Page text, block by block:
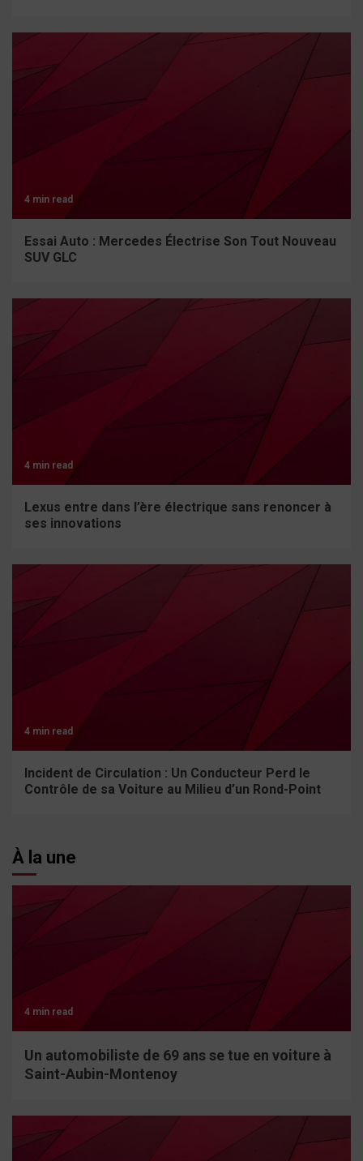
4 min read
Essai Auto : Mercedes Électrise Son Tout Nouveau
SUV GLC
4 min read
Lexus entre dans l’ère électrique sans renoncer à
ses innovations
4 min read
Incident de Circulation : Un Conducteur Perd le
Contrôle de sa Voiture au Milieu d’un Rond-Point
À la une
4 min read
Un automobiliste de 69 ans se tue en voiture à
Saint-Aubin-Montenoy